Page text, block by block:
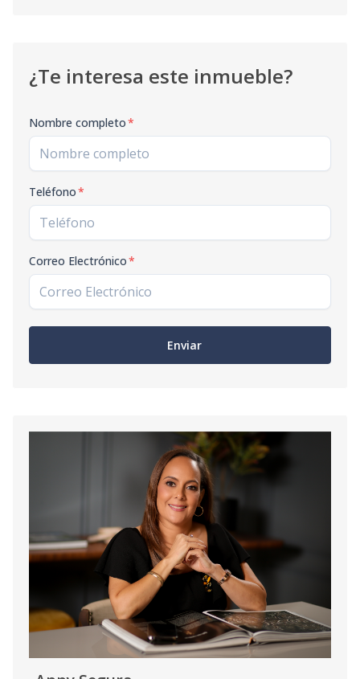
¿Te interesa este inmueble?
Nombre completo*
Teléfono*
Correo Electrónico*
Enviar